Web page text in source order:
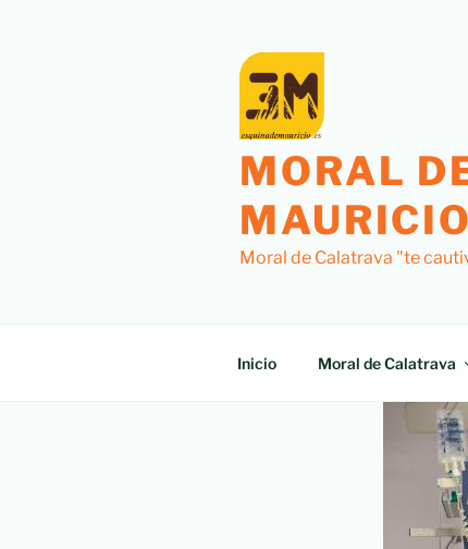
MORAL
MAURICIO
Moral de Calatrava "te
Inicio Moral de Calatrava